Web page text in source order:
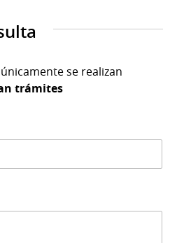
se realizan
trámites